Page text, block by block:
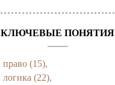
КЛЮЧЕВЫЕ ПОНЯТИЯ
право (15),
логика (22),